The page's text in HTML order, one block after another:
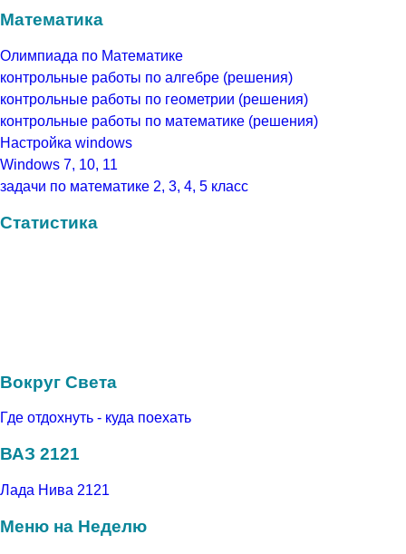
Математика
Олимпиада по Математике
контрольные работы по алгебре (решения)
контрольные работы по геометрии (решения)
контрольные работы по математике (решения)
Настройка windows
Windows 7, 10, 11
задачи по математике 2, 3, 4, 5 класс
Статистика
Вокруг Света
Где отдохнуть - куда поехать
ВАЗ 2121
Лада Нива 2121
Меню на Неделю